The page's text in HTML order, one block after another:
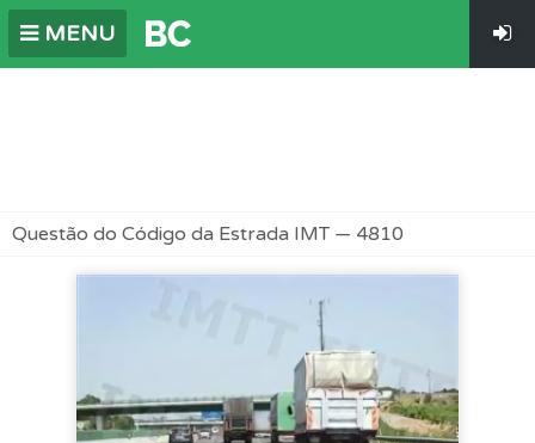
MENU
Questão do Código da Estrada IMT — 4810